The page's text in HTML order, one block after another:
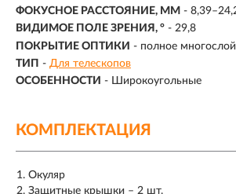
ФОКУСНОЕ РАССТОЯНИЕ, ММ -
ВИДИМОЕ ПОЛЕ ЗРЕНИЯ, ° - 29,8
ПОКРЫТИЕ ОПТИКИ - полное
ТИП - Для телескопов
ОСОБЕННОСТИ - Широкоугольные
КОМПЛЕКТАЦИЯ
Окуляр
Защитные крышки – 2 шт.